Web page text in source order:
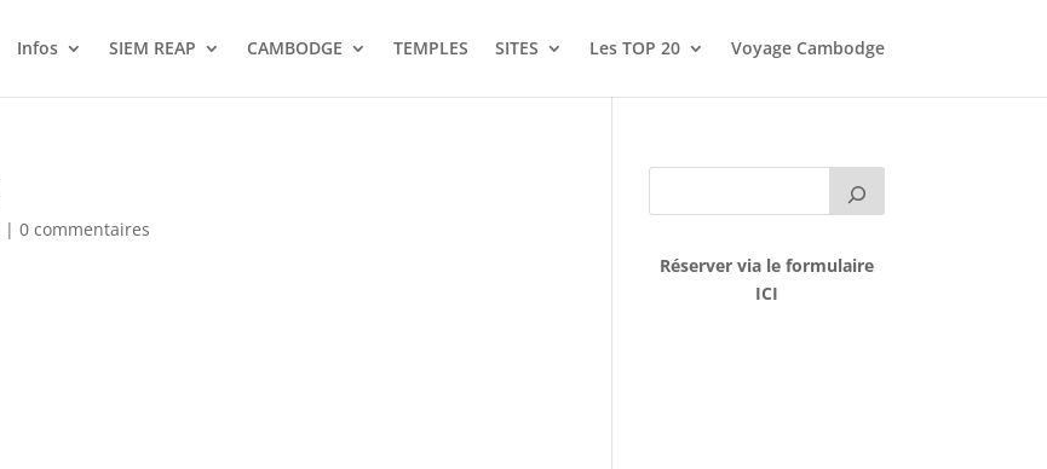
Infos SIEM REAP CAMBODGE TEMPLES SITES Les TOP 20 Voyage Cambodge
|0 commentaires
Réserver via le formulaire
ICI